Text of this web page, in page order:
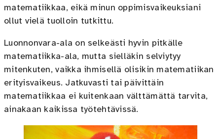
matematiikkaa, eikä minun oppimisvaikeuksiani
ollut vielä tuolloin tutkittu.
Luonnonvara-ala on selkeästi hyvin pitkälle
matematiikka-ala, mutta sielläkin selviytyy
mitenkuten, vaikka ihmisellä olisikin matematiikan
erityisvaikeus. Jatkuvasti tai päivittäin
matematiikkaa ei kuitenkaan välttämättä tarvita,
ainakaan kaikissa työtehtävissä.